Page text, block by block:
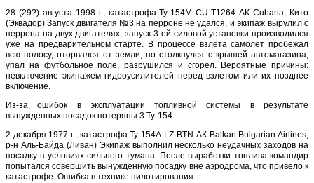
28 (29?) августа 1998 г., катастрофа Ту-154М CU-T1264 АК Cubana, Кито
(Эквадор) Запуск двигателя №3 на перроне не удался, и экипаж вырулил с
перрона на двух двигателях, запуск 3-ей силовой установки производился
уже на предварительном старте. В процессе взлёта самолет пробежал
всю полосу, оторвался от земли, но столкнулся с крышей автомагазина,
упал на футбольное поле, разрушился и сгорел. Вероятные причины:
невключение экипажем гидроусилителей перед взлетом или их позднее
включение.
Из-за ошибок в эксплуатации топливной системы в результате
вынужденных посадок потеряны 3 Ту-154.
2 декабря 1977 г., катастрофа Ту-154А LZ-BTN АК Balkan Bulgarian Airlines,
р-н Аль-Байда (Ливан) Экипаж выполнил несколько неудачных заходов на
посадку в условиях сильного тумана. После выработки топлива командир
попытался совершить вынужденную посадку вне аэродрома, что привело к
катастрофе. Ошибка в технике пилотирования.